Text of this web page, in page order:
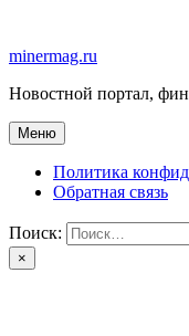
содержимому
minermag.ru
Новостной портал,
Меню
Политика
Обратная связь
Поиск:
×